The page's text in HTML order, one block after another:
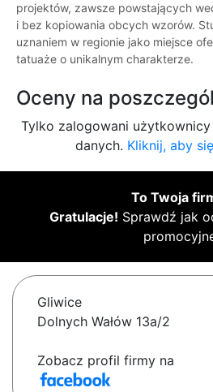
projektów, zawsze powstających
i bez kopiowania obcych wzorów.
uznaniem w regionie jako miejsce
tatuaże o unikalnym charakterze.
Oceny na
Tylko zalogowani
danych. Kliknij, aby
To Twoja
Gratulacje! Sprawdź jak
Gliwice
Dolnych Wałów 13a/2
Zobacz profil firmy na